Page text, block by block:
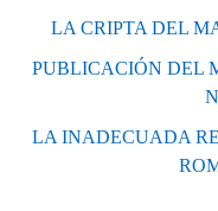
LA CRIPTA DEL
PUBLICACIÓN DEL
LA INADECUADA